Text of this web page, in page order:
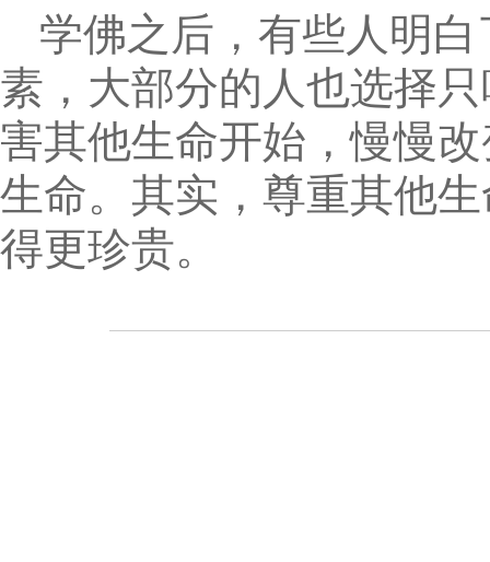
学佛之后，有些人明
素，大部分的人也选择
害其他生命开始，慢慢
生命。其实，尊重其他
得更珍贵。